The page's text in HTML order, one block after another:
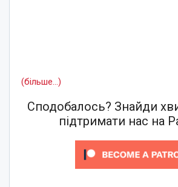
(більше…)
Сподобалось? Знайди
підтримати нас на